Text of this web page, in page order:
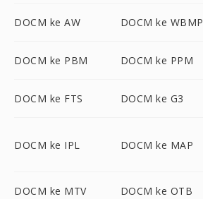
DOCM ke AW DOCM ke WBMP
DOCM ke PBM DOCM ke PPM
DOCM ke FTS DOCM ke G3
DOCM ke IPL DOCM ke MAP
DOCM ke MTV DOCM ke OTB